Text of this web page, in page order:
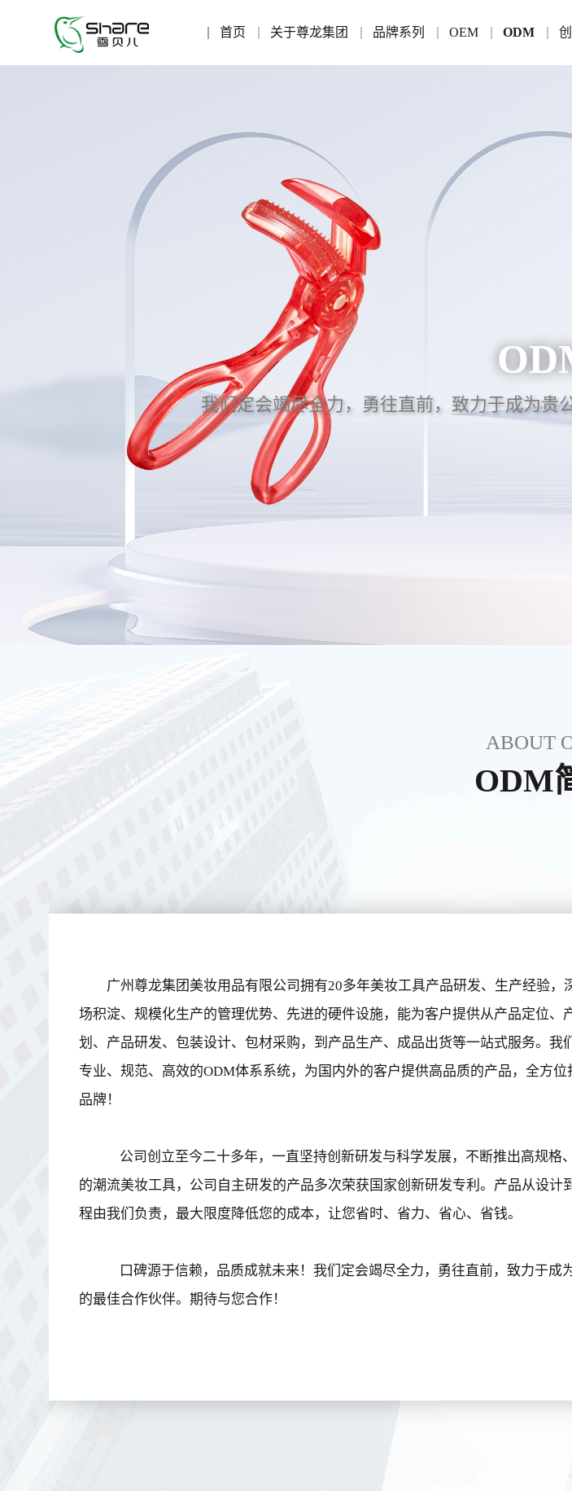
首页 关于尊龙集团 品牌系列 OEM ODM
我们定会竭尽全力，勇往直前，致力于成为贵
ABOUT
ODM
广州尊龙集团美妆用品有限公司拥有20多年美妆工具产品研发、生产经验，
场积淀、规模化生产的管理优势、先进的硬件设施，能为客户提供从产品定位、
划、产品研发、包装设计、包材采购，到产品生产、成品出货等一站式服务。我
专业、规范、高效的ODM体系系统，为国内外的客户提供高品质的产品，全方位
品牌！
公司创立至今二十多年，一直坚持创新研发与科学发展，不断推出高规格
的潮流美妆工具，公司自主研发的产品多次荣获国家创新研发专利。产品从设计
程由我们负责，最大限度降低您的成本，让您省时、省力、省心、省钱。
口碑源于信赖，品质成就未来！我们定会竭尽全力，勇往直前，致力于成
的最佳合作伙伴。期待与您合作！